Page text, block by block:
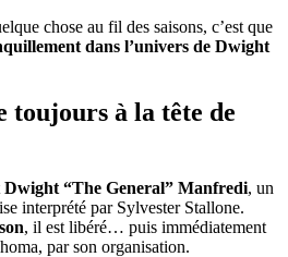
chose au fil des saisons, c’est que
dans l’univers de Dwight
toujours à la tête de
Dwight “The General” Manfredi, un
interprété par Sylvester Stallone.
, il est libéré… puis immédiatement
par son organisation.